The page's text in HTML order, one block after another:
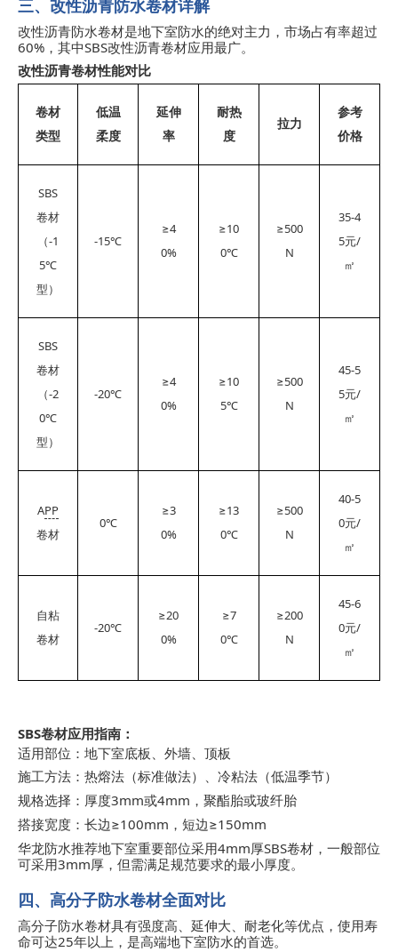
三、改性沥青防水卷材详解
改性沥青防水卷材是地下室防水的绝对主力，市场占有率超过
60% ，其中SBS改性沥青卷材应用最广。
改性沥青卷材性能对比
卷材
类型
低温
柔度
延伸
率
耐热
度
拉力
参考
价格
SBS
卷材
（-1
5℃
型）
-15℃
≥4
0%
≥10
0℃
≥500
N
35-4
5元/
㎡
SBS
卷材
（-2
0℃
型）
-20℃
≥4
0%
≥10
5℃
≥500
N
45-5
5元/
㎡
APP
卷材
0℃
≥3
0%
≥13
0℃
≥500
N
40-5
0元/
㎡
自粘
卷材
-20℃
≥20
0%
≥7
0℃
≥200
N
45-6
0元/
㎡
SBS卷材应用指南：
适用部位：地下室底板、外墙、顶板
施工方法：热熔法（标准做法）、冷粘法（低温季节）
规格选择：厚度3mm或4mm ，聚酯胎或玻纤胎
搭接宽度：长边≥100mm ，短边≥150mm
华龙防水推荐地下室重要部位采用4mm厚SBS卷材，一般部位
可采用3mm厚，但需满足规范要求的最小厚度。
四、高分子防水卷材全面对比
高分子防水卷材具有强度高、延伸大、耐老化等优点，使用寿
命可达25年以上，是高端地下室防水的首选。